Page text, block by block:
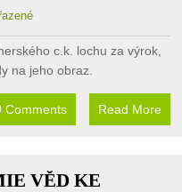
c.k. lochu za výrok,
na jeho obraz.
Comments Read More
VĚD KE